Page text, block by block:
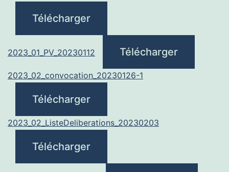
Télécharger
2023_01_PV_20230112 Télécharger
2023_02_convocation_20230126-1
Télécharger
2023_02_ListeDeliberations_20230203
Télécharger